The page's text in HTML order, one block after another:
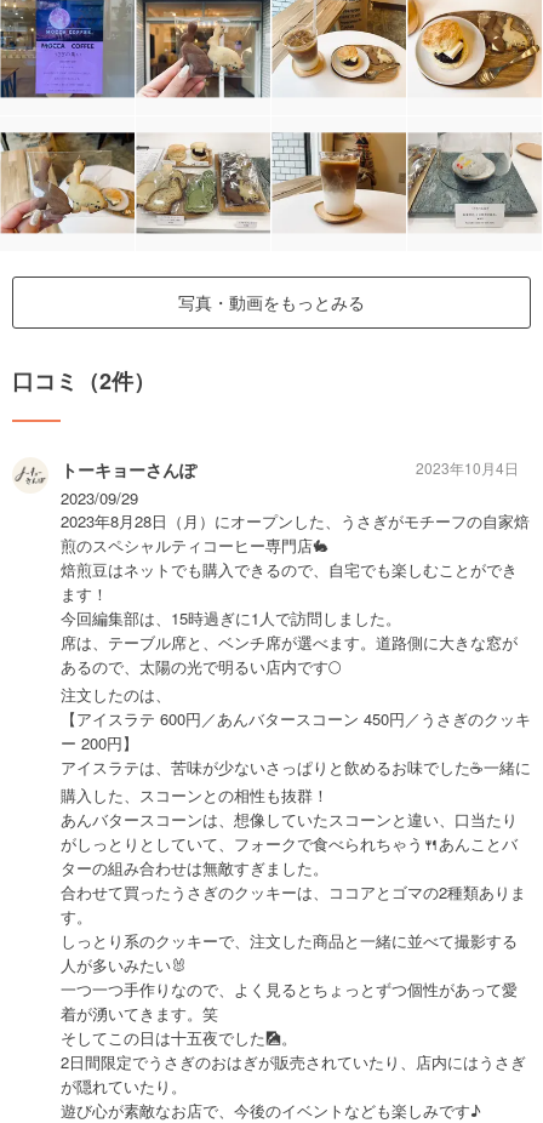
写真・動画をもっとみる
口コミ（2件）
トーキョーさんぽ
2023/09/29
2023年8月28日（月）にオープンした、うさぎがモチーフの自家焙
煎のスペシャルティコーヒー専門店🐇
焙煎豆はネットでも購入できるので、自宅でも楽しむことができ
ます！
今回編集部は、15時過ぎに1人で訪問しました。
席は、テーブル席と、ベンチ席が選べます。道路側に大きな窓が
あるので、太陽の光で明るい店内です🌕
注文したのは、
【アイスラテ 600円／あんバタースコーン 450円／うさぎのクッキ
ー 200円】
アイスラテは、苦味が少ないさっぱりと飲めるお味でした☕️一緒に
購入した、スコーンとの相性も抜群！
あんバタースコーンは、想像していたスコーンと違い、口当たり
がしっとりとしていて、フォークで食べられちゃう🍴あんことバ
ターの組み合わせは無敵すぎました。
合わせて買ったうさぎのクッキーは、ココアとゴマの2種類ありま
す。
しっとり系のクッキーで、注文した商品と一緒に並べて撮影する
人が多いみたい🐰
一つ一つ手作りなので、よく見るとちょっとずつ個性があって愛
着が湧いてきます。笑
そしてこの日は十五夜でした🎑。
2日間限定でうさぎのおはぎが販売されていたり、店内にはうさぎ
が隠れていたり。
遊び心が素敵なお店で、今後のイベントなども楽しみです♪
2023年10月4日